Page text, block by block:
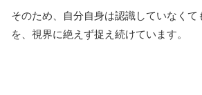
そのため、自分自身は認識していなく
を、視界に絶えず捉え続けています。